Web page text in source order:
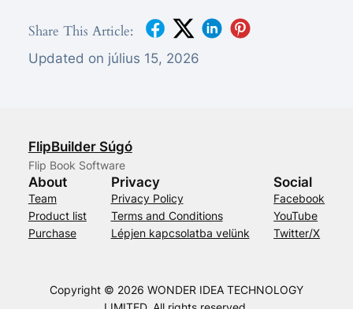
Share This Article:
Updated on július 15, 2026
FlipBuilder Súgó
Flip Book Software
About
Team
Product list
Purchase
Privacy
Privacy Policy
Terms and Conditions
Lépjen kapcsolatba velünk
Social
Facebook
YouTube
Twitter/X
Copyright © 2026 WONDER IDEA TECHNOLOGY